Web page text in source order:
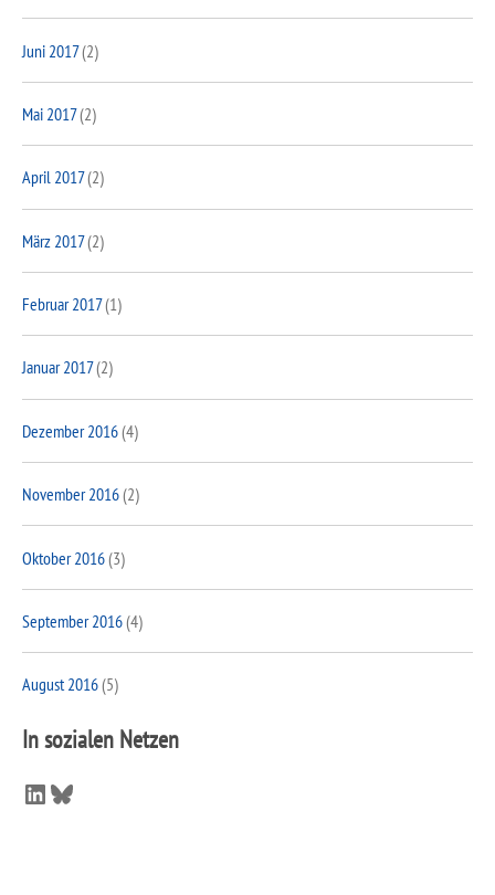
Juni 2017(2)
Mai 2017(2)
April 2017(2)
März 2017(2)
Februar 2017(1)
Januar 2017(2)
Dezember 2016(4)
November 2016(2)
Oktober 2016(3)
September 2016(4)
August 2016(5)
In sozialen Netzen
LinkedIn
Bluesky